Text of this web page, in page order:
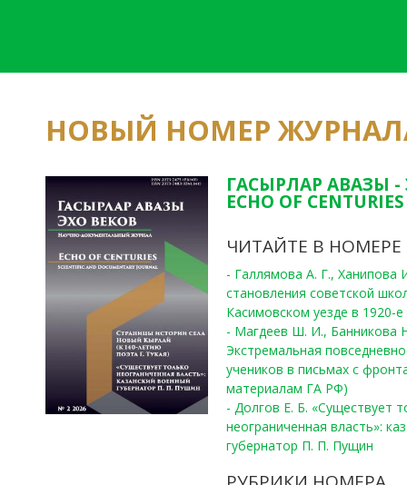
НОВЫЙ НОМЕР
ГАСЫРЛАР АВАЗЫ -
ECHO OF
ЧИТАЙТЕ В НОМЕРЕ
- Галлямова А. Г.,
становления советской
Касимовском уезде в 1920-е
- Магдеев Ш. И., Банникова
Экстремальная
учеников в письмах с
материалам ГА РФ)
- Долгов Е. Б. «Существует
неограниченная власть»:
губернатор П. П. Пущин